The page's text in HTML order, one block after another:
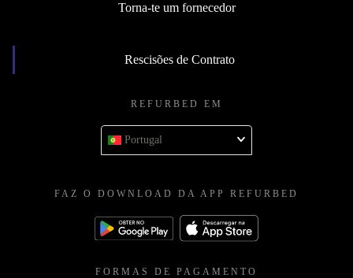
Torna-te um fornecedor
Rescisões de Contrato
REFURBED EM
Portugal
FAZ O DOWNLOAD DA APP REFURBED
FORMAS DE PAGAMENTO